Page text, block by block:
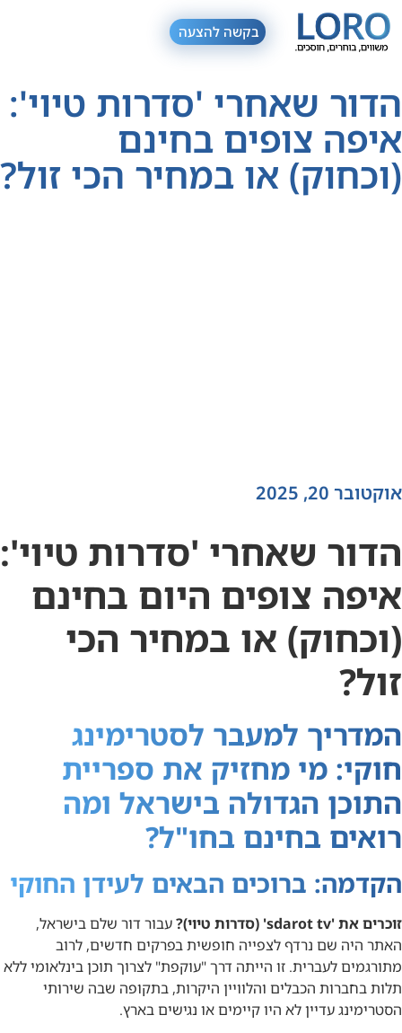
בקשה להצעה
הדור שאחרי 'סדרות טיוי':
איפה צופים בחינם
(וכחוק) או במחיר הכי זול?
אוקטובר 20, 2025
הדור שאחרי 'סדרות טיוי':
איפה צופים היום בחינם
(וכחוק) או במחיר הכי
זול?
המדריך למעבר לסטרימינג
חוקי: מי מחזיק את ספריית
התוכן הגדולה בישראל ומה
רואים בחינם בחו"ל?
הקדמה: ברוכים הבאים לעידן החוקי
זוכרים את 'sdarot tv' (סדרות טיוי)?
עבור דור שלם בישראל,
האתר היה שם נרדף לצפייה חופשית בפרקים חדשים, לרוב
מתורגמים לעברית. זו הייתה דרך "עוקפת" לצרוך תוכן בינלאומי ללא
תלות בחברות הכבלים והלוויין היקרות, בתקופה שבה שירותי
הסטרימינג עדיין לא היו קיימים או נגישים בארץ.